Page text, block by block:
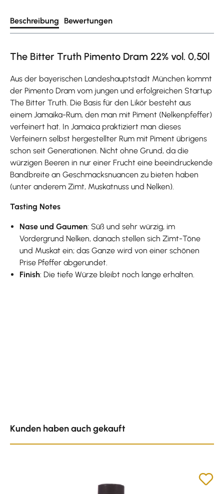
Beschreibung Bewertungen
The Bitter Truth Pimento Dram 22% vol. 0,50l
Aus der bayerischen Landeshauptstadt München kommt
der Pimento Dram vom jungen und erfolgreichen Startup
The Bitter Truth. Die Basis für den Likör besteht aus
einem Jamaika-Rum, den man mit Piment (Nelkenpfeffer)
verfeinert hat. In Jamaica praktiziert man dieses
Verfeinern selbst hergestellter Rum mit Piment übrigens
schon seit Generationen. Nicht ohne Grund, da die
würzigen Beeren in nur einer Frucht eine beeindruckende
Bandbreite an Geschmacksnuancen zu bieten haben
(unter anderem Zimt, Muskatnuss und Nelken).
Tasting Notes
Nase und Gaumen: Süß und sehr würzig, im
Vordergrund Nelken, danach stellen sich Zimt-Töne
und Muskat ein; das Ganze wird von einer schönen
Prise Pfeffer abgerundet.
Finish: Die tiefe Würze bleibt noch lange erhalten.
Kunden haben auch gekauft